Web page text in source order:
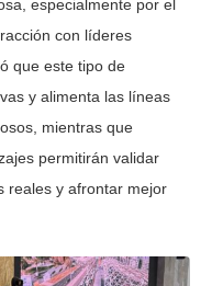
especialmente por el
con líderes
que este tipo de
y alimenta las líneas
mientras que
permitirán validar
reales y afrontar mejor